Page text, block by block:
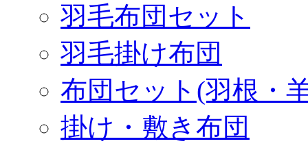
羽毛布団セット
羽毛掛け布団
布団セット(羽根・
掛け・敷き布団